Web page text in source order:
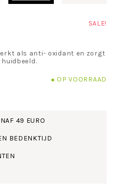
SALE!
als anti- oxidant en zorgt
OP VOORRAAD
49 EURO
BEDENKTIJD